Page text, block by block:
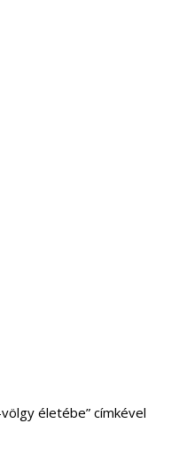
életébe” címkével